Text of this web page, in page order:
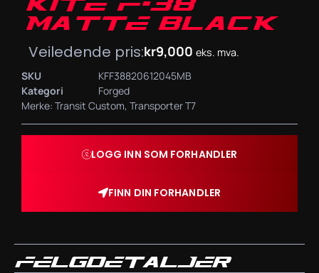
KITE F-38
MATTE BLACK
Veiledende pris:kr9,000 eks. mva.
SKU
KFF38820612045MB
Kategori
Forged
Merke: Transit Custom, Transporter T7
LOGG INN SOM FORHANDLER
FINN DIN FORHANDLER
FELGDETALJER